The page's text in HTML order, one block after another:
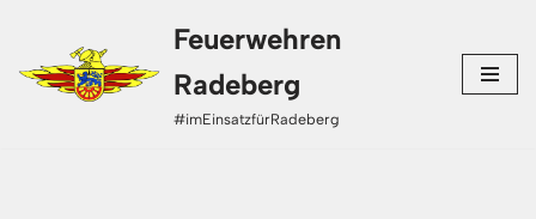
Zum
Inhalt
Feuerwehren
Radeberg
#imEinsatzfürRadeberg